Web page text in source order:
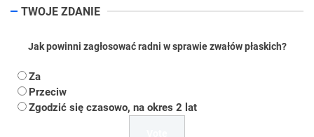
TWOJE ZDANIE
Jak powinni zagłosować radni w sprawie zwałów płaskich?
Za
Przeciw
Zgodzić się czasowo, na okres 2 lat